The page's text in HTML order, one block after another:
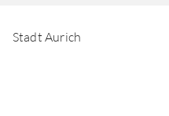
Stadt Aurich